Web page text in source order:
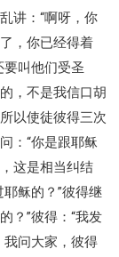
讲：“啊呀，你
，你已经得着
要叫他们受圣
，不是我信口胡
以使徒彼得三次
：“你是跟耶稣
这是相当纠结
稣的？”彼得继
？”彼得：“我发
我问大家，彼得